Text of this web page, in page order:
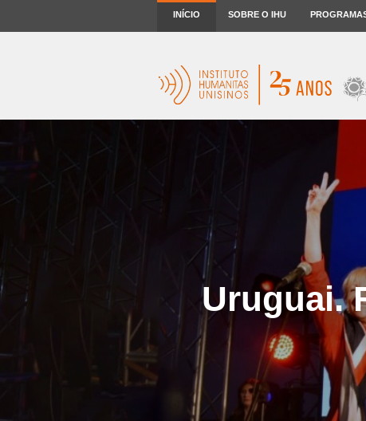
INÍCIO SOBRE O IHU
Uruguai.